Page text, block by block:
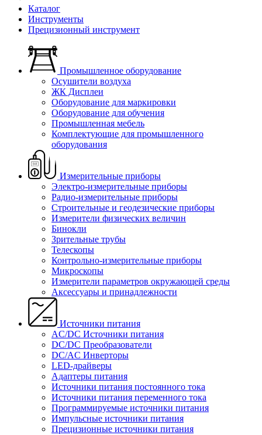
Каталог
Инструменты
Прецизионный инструмент
Промышленное оборудование
Осушители воздуха
ЖК Дисплеи
Оборудование для маркировки
Оборудование для обучения
Промышленная мебель
Комплектующие для промышленного
оборудования
Измерительные приборы
Электро-измерительные приборы
Радио-измерительные приборы
Строительные и геодезические приборы
Измерители физических величин
Бинокли
Зрительные трубы
Телескопы
Контрольно-измерительные приборы
Микроскопы
Измерители параметров окружающей среды
Аксессуары и принадлежности
Источники питания
AC/DC Источники питания
DC/DC Преобразователи
DC/AC Инверторы
LED-драйверы
Адаптеры питания
Источники питания постоянного тока
Источники питания переменного тока
Программируемые источники питания
Импульсные источники питания
Прецизионные источники питания